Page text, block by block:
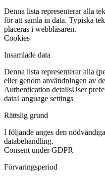
Denna lista representerar alla
för att samla in data. Typiska
placeras i webbläsaren.
Cookies
Insamlade data
Denna lista representerar alla
eller genom användningen av
Authentication detailsUser
dataLanguage settings
Rättslig grund
I följande anges den
databehandling.
Consent under GDPR
Förvaringsperiod